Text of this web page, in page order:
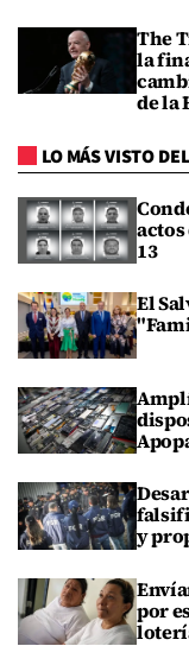
The
la
de la
LO MÁS VISTO
13
El
y
por